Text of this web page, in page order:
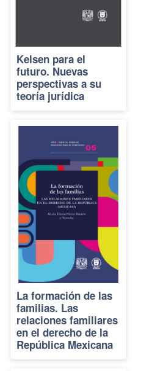
Kelsen para el
futuro. Nuevas
perspectivas a su
teoría jurídica
La formación de las
familias. Las
relaciones familiares
en el derecho de la
República Mexicana